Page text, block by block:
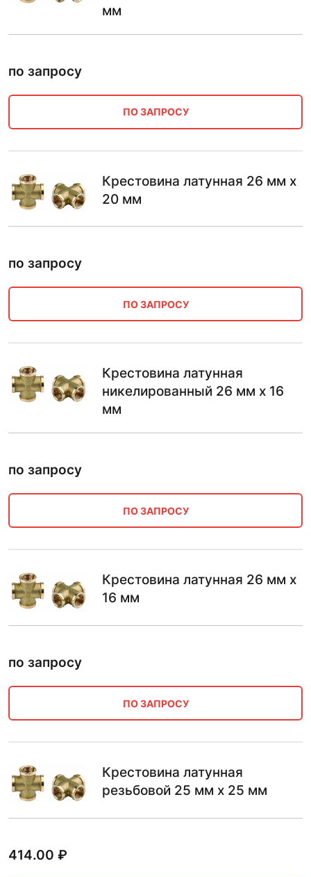
мм
по запросу
ПО ЗАПРОСУ
Крестовина латунная 26 мм х
20 мм
по запросу
ПО ЗАПРОСУ
Крестовина латунная
никелированный 26 мм х 16
мм
по запросу
ПО ЗАПРОСУ
Крестовина латунная 26 мм х
16 мм
по запросу
ПО ЗАПРОСУ
Крестовина латунная
резьбовой 25 мм х 25 мм
414.00 ₽